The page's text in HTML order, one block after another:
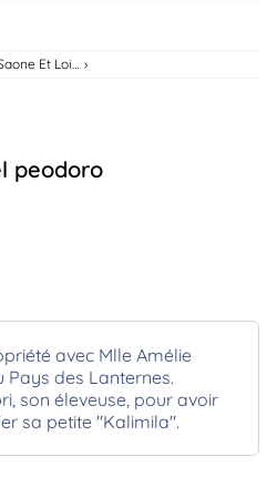
peodoro
avec Mlle Amélie
Pays des Lanternes.
son éleveuse, pour avoir
sa petite "Kalimila".